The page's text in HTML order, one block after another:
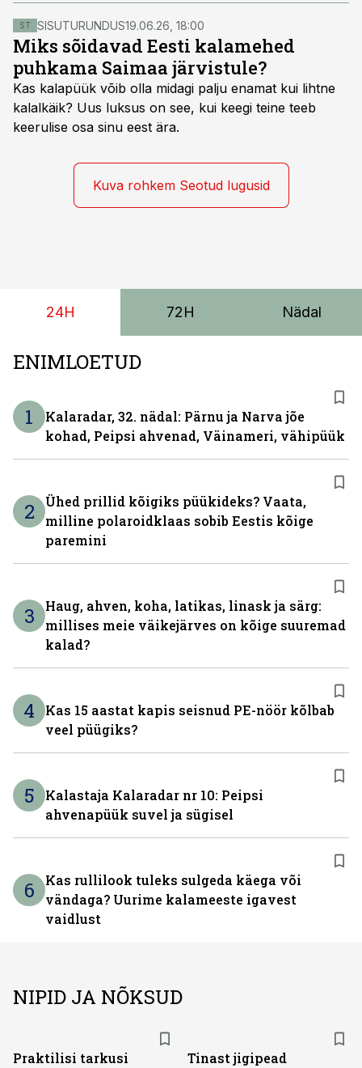
sikupüügis valitsevad ning millega uue toki soetamisel
arvestada?
ST SISUTURUNDUS19.06.26, 18:00
Miks sõidavad Eesti kalamehed
puhkama Saimaa järvistule?
Kas kalapüük võib olla midagi palju enamat kui lihtne
kalalkäik? Uus luksus on see, kui keegi teine teeb
keerulise osa sinu eest ära.
Kuva rohkem Seotud lugusid
24H 72H Nädal
ENIMLOETUD
1
Kalaradar, 32. nädal: Pärnu ja Narva jõe
kohad, Peipsi ahvenad, Väinameri, vähipüük
2
Ühed prillid kõigiks püükideks? Vaata,
milline polaroidklaas sobib Eestis kõige
paremini
3
Haug, ahven, koha, latikas, linask ja särg:
millises meie väikejärves on kõige suuremad
kalad?
4
Kas 15 aastat kapis seisnud PE-nöör kõlbab
veel püügiks?
5
Kalastaja Kalaradar nr 10: Peipsi
ahvenapüük suvel ja sügisel
6
Kas rullilook tuleks sulgeda käega või
vändaga? Uurime kalameeste igavest
vaidlust
NIPID JA NÕKSUD
Praktilisi tarkusi Tinast jigipead